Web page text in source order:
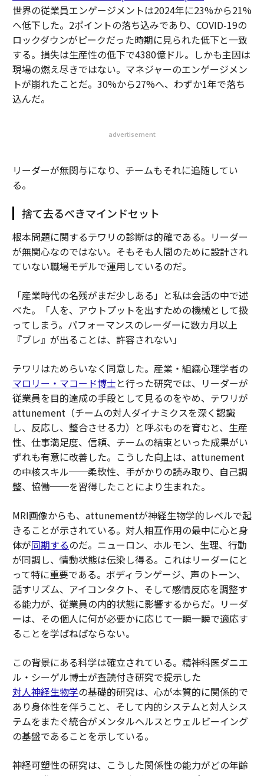
世界の従業員エンゲージメントは2024年に23%から21%
へ低下した。2ポイントの落ち込みであり、COVID-19の
ロックダウンがピークだった時期に見られた低下と一致
する。損失は生産性の低下で4380億ドル。しかも主因は
現場の燃え尽きではない。マネジャーのエンゲージメン
トが崩れたことだ。30%から27%へ、わずか1年で落ち
込んだ。
advertisement
リーダーが無関与になり、チームもそれに追随してい
る。
捨て去るべきマインドセット
根本問題に関するテワリの診断は的確である。リーダー
が無関心なのではない。そもそも人間のために設計され
ていない職場モデルで運用しているのだ。
「産業時代の名残がまだ少しある」と私は会話の中で述
べた。「人を、アウトプットを出すための機械として扱
ってしまう。パフォーマンスのレーダーに数カ月以上
『ブレ』が出ることは、許容されない」
テワリはためらいなく同意した。産業・組織心理学者の
マロリー・マコード博士と行った研究では、リーダーが
従業員を目的達成の手段として見るのをやめ、テワリが
attunement（チームの対人ダイナミクスを深く認識
し、反応し、整合させる力）と呼ぶものを育むと、生産
性、仕事満足度、信頼、チームの結束といった成果がい
ずれも有意に改善した。こうした向上は、 attunement
の中核スキル──柔軟性、手がかりの読み取り、自己調
整、協働──を習得したことにより生まれた。
MRI画像からも、 attunementが神経生物学的レベルで起
きることが示されている。対人相互作用の最中に心と身
体が同期するのだ。ニューロン、ホルモン、生理、行動
が同調し、情動状態は伝染し得る。これはリーダーにと
って特に重要である。ボディランゲージ、声のトーン、
話すリズム、アイコンタクト、そして感情反応を調整す
る能力が、従業員の内的状態に影響するからだ。リーダ
ーは、その個人に何が必要かに応じて一瞬一瞬で適応す
ることを学ばねばならない。
この背景にある科学は確立されている。精神科医ダニエ
ル・シーゲル博士が査読付き研究で提示した
対人神経生物学の基礎的研究は、心が本質的に関係的で
あり身体性を伴うこと、そして内的システムと対人シス
テムをまたぐ統合がメンタルヘルスとウェルビーイング
の基盤であることを示している。
神経可塑性の研究は、こうした関係性の能力がどの年齢